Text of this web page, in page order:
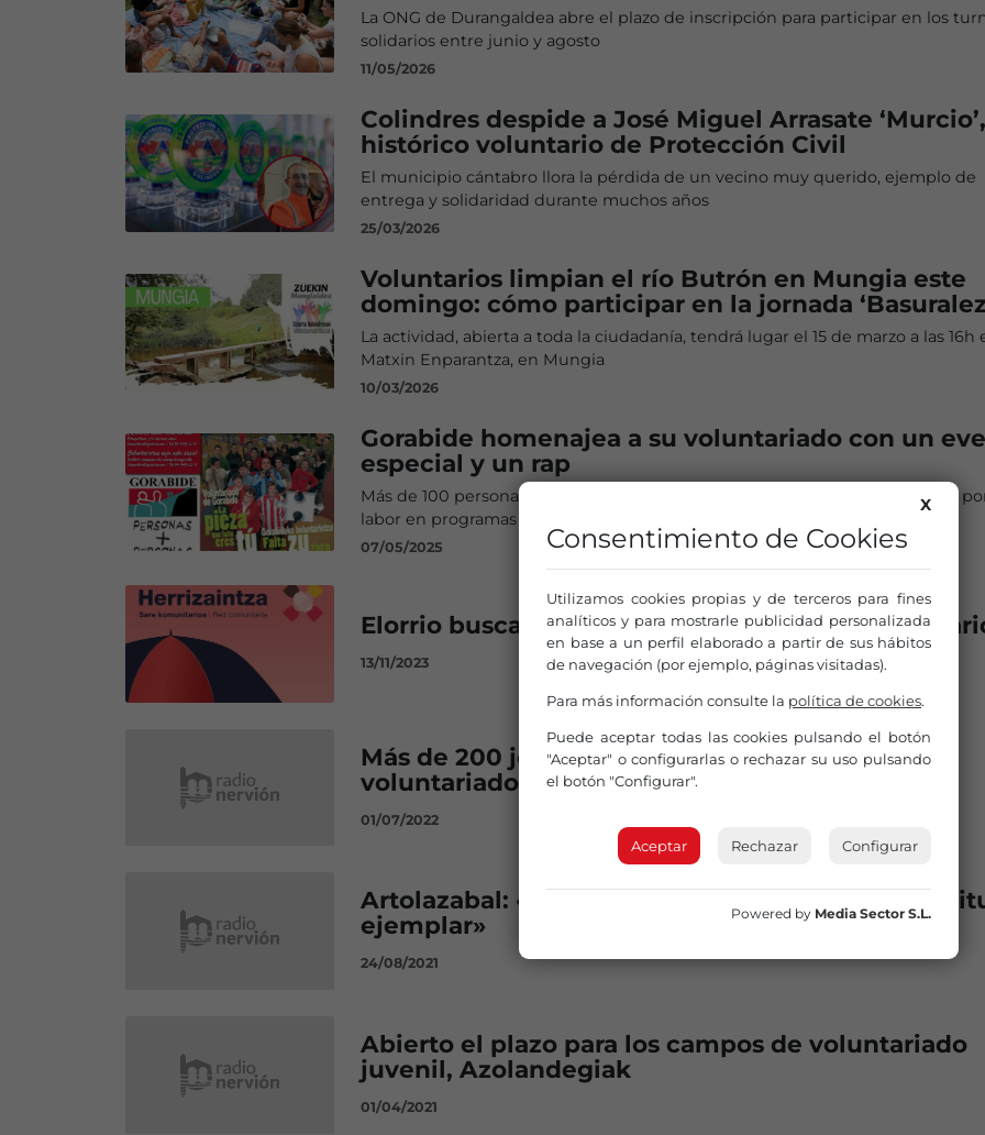
La ONG de Durangaldea abre el plazo de inscripción para participar en los
solidarios entre junio y agosto
11/05/2026
Colindres despide a José Miguel Arrasate ‘Murcio’,
histórico voluntario de Protección Civil
El municipio cántabro llora la pérdida de un vecino muy querido, ejemplo de
entrega y solidaridad durante muchos años
25/03/2026
Voluntarios limpian el río Butrón en Mungia este
domingo: cómo participar en la jornada
La actividad, abierta a toda la ciudadanía, tendrá lugar el 15 de marzo a las 16h
Matxin Enparantza, en Mungia
10/03/2026
Gorabide homenajea a su voluntariado con un
especial y un rap
Más de 100 personas voluntarias disfrutarán de un acto de reconocimiento
labor en programas de ocio para personas con discapacidad
07/05/2025
Elorrio busca voluntarios para su proyecto
13/11/2023
Más de 200 jóvenes vascos en los campos de
voluntariado «Auzolandegiak»
01/07/2022
Artolazabal: «la mayoría de los jóvenes tiene
ejemplar»
24/08/2021
Abierto el plazo para los campos de voluntariado
juvenil, Azolandegiak
01/04/2021
X
Consentimiento de Cookies
Utilizamos cookies propias y de terceros para fines
analíticos y para mostrarle publicidad personalizada
en base a un perfil elaborado a partir de sus hábitos
de navegación (por ejemplo, páginas visitadas).
Para más información consulte la política de cookies.
Puede aceptar todas las cookies pulsando el botón
"Aceptar" o configurarlas o rechazar su uso pulsando
el botón "Configurar".
Aceptar Rechazar Configurar
Powered by Media Sector S.L.